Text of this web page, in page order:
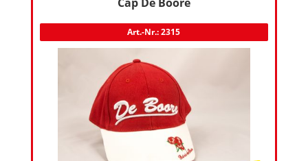
Art.-Nr.: 2315